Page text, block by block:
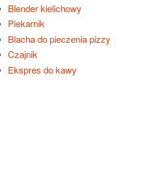
Blender kielichowy
Piekarnik
Blacha do pieczenia pizzy
Czajnik
Ekspres do kawy